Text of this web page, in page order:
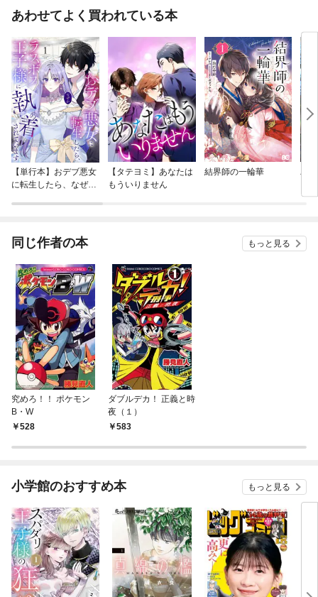
あわせてよく買われている本
【単行本】おデブ悪女
に転生したら、なぜか
【タテヨミ】あなたは
もういりません
結界師の一輪華
バ
今
同じ作者の本 もっと見る
究めろ！！ ポケモン
B・W
528
ダブルデカ！ 正義と時
夜（１）
583
小学館のおすすめ本 もっと見る